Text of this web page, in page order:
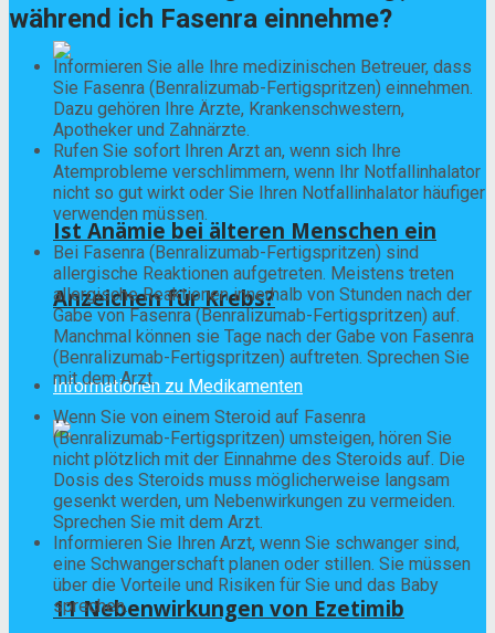
Ist Anämie bei älteren Menschen ein
Anzeichen für Krebs?
Informationen zu Medikamenten
11 Nebenwirkungen von Ezetimib
während ich Fasenra einnehme?
Informieren Sie alle Ihre medizinischen Betreuer, dass
Sie Fasenra (Benralizumab-Fertigspritzen) einnehmen.
Dazu gehören Ihre Ärzte, Krankenschwestern,
Apotheker und Zahnärzte.
Rufen Sie sofort Ihren Arzt an, wenn sich Ihre
Atemprobleme verschlimmern, wenn Ihr Notfallinhalator
nicht so gut wirkt oder Sie Ihren Notfallinhalator häufiger
verwenden müssen.
Bei Fasenra (Benralizumab-Fertigspritzen) sind
allergische Reaktionen aufgetreten. Meistens treten
allergische Reaktionen innerhalb von Stunden nach der
Gabe von Fasenra (Benralizumab-Fertigspritzen) auf.
Manchmal können sie Tage nach der Gabe von Fasenra
(Benralizumab-Fertigspritzen) auftreten. Sprechen Sie
mit dem Arzt.
Wenn Sie von einem Steroid auf Fasenra
(Benralizumab-Fertigspritzen) umsteigen, hören Sie
nicht plötzlich mit der Einnahme des Steroids auf. Die
Dosis des Steroids muss möglicherweise langsam
gesenkt werden, um Nebenwirkungen zu vermeiden.
Sprechen Sie mit dem Arzt.
Informieren Sie Ihren Arzt, wenn Sie schwanger sind,
eine Schwangerschaft planen oder stillen. Sie müssen
über die Vorteile und Risiken für Sie und das Baby
sprechen.